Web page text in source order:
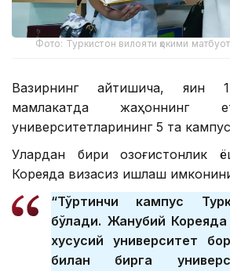
Фото: Туркистон вилояти ҳокими
Вазирнинг айтишича,
мамлакатда жаҳоннинг
университетларининг 5 та
Улардан бири қозоғистонлик
Кореяда визасиз ишлаш
“Тўртинчи кампус
бўлади. Жанубий Кореяда
хусусий университет
билан бирга